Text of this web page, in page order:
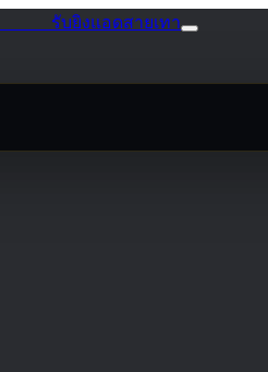
รับยิงแอดสายเทา